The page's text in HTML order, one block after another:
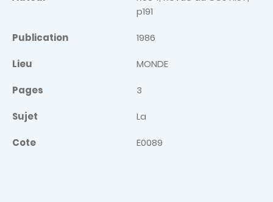
p191
Publication 1986
Lieu MONDE
Pages 3
Sujet La
Cote E0089